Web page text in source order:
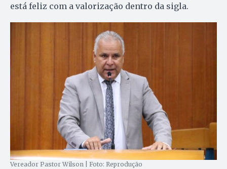
está feliz com a valorização dentro da sigla.
Vereador Pastor Wilson | Foto: Reprodução